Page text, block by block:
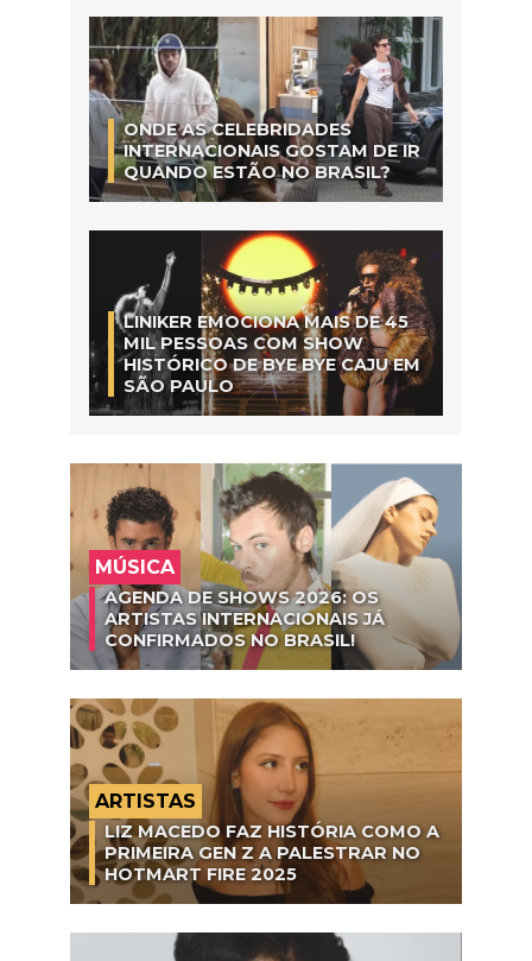
ONDE AS CELEBRIDADES
INTERNACIONAIS GOSTAM DE IR
QUANDO ESTÃO NO BRASIL?
LINIKER EMOCIONA MAIS DE 45
MIL PESSOAS COM SHOW
HISTÓRICO DE BYE BYE CAJU EM
SÃO PAULO
MÚSICA
AGENDA DE SHOWS 2026: OS
ARTISTAS INTERNACIONAIS JÁ
CONFIRMADOS NO BRASIL!
ARTISTAS
LIZ MACEDO FAZ HISTÓRIA COMO A
PRIMEIRA GEN Z A PALESTRAR NO
HOTMART FIRE 2025